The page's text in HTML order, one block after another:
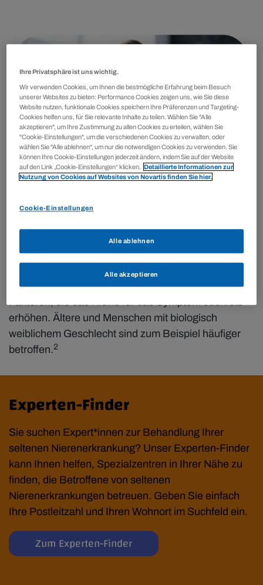
Grundsätzlich gilt: Alle Menschen mit chronischen
Nierenerkrankungen können von anhaltendem
Hautjucken betroffen sein. Es gibt jedoch bestimmte
Faktoren, die das Risiko für das Symptom Juckreiz
erhöhen. Ältere und Menschen mit biologisch
weiblichem Geschlecht sind zum Beispiel häufiger
betroffen.2
Experten-Finder
Sie suchen Expert*innen zur Behandlung Ihrer
seltenen Nierenerkrankung? Unser Experten-Finder
kann Ihnen helfen, Spezialzentren in Ihrer Nähe zu
finden, die Betroffene von seltenen
Nierenerkrankungen betreuen. Geben Sie einfach
Ihre Postleitzahl und Ihren Wohnort im Suchfeld ein.
Zum Experten-Finder
Ihre Privatsphäre ist uns wichtig.
Wir verwenden Cookies, um Ihnen die bestmögliche Erfahrung beim Besuch
unserer Websites zu bieten: Performance Cookies zeigen uns, wie Sie diese
Website nutzen, funktionale Cookies speichern Ihre Präferenzen und Targeting-
Cookies helfen uns, für Sie relevante Inhalte zu teilen. Wählen Sie "Alle
akzeptieren", um Ihre Zustimmung zu allen Cookies zu erteilen, wählen Sie
"Cookie-Einstellungen", um die verschiedenen Cookies zu verwalten, oder
wählen Sie "Alle ablehnen", um nur die notwendigen Cookies zu verwenden. Sie
können Ihre Cookie-Einstellungen jederzeit ändern, indem Sie auf der Website
auf den Link „Cookie-Einstellungen“ klicken. Detaillierte Informationen zur
Nutzung von Cookies auf Websites von Novartis finden Sie hier.
Cookie-Einstellungen
Alle ablehnen
Alle akzeptieren